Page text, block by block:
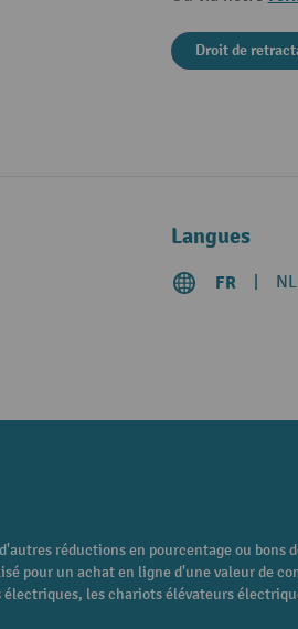
Droit de
Langues
FR NL
réductions en pourcentage ou bons
pour un achat en ligne d'une valeur de
les chariots élévateurs